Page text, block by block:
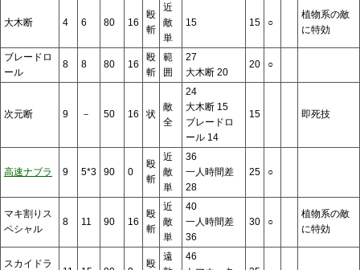
大木断 4 6 80 16
殴
斬
近
敵
単
15 15 ○
植物系の敵
に特効
ブレードロ
ール
8 8 80 16
殴
斬
範
囲
27
大木断 20
20 ○
次元断 9 － 50 16 状
敵
全
24
大木断 15
ブレードロ
ール 14
15 即死技
高速ナブラ 9 5*3 90 0
殴
斬
近
敵
単
36
一人時間差
28
25 ○
マキ割りス
ペシャル
8 11 90 16
殴
斬
近
敵
単
40
一人時間差
36
30 ○
植物系の敵
に特効
スカイドラ
殴
遠
46